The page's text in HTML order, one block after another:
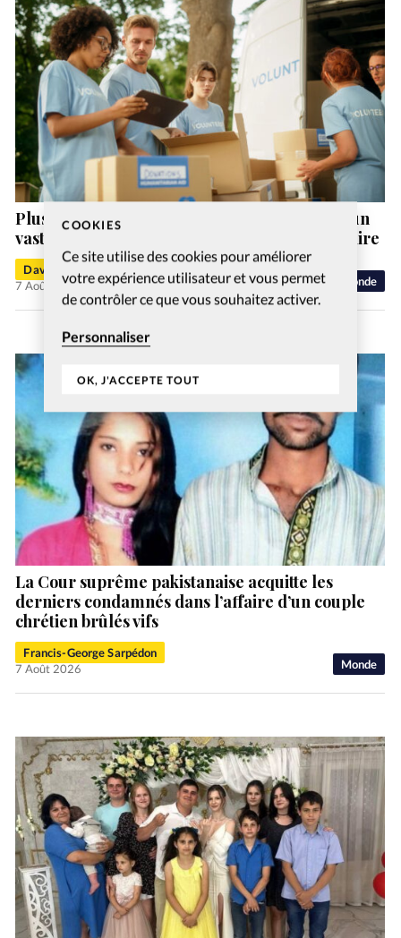
COOKIES
Ce site utilise des cookies pour améliorer
votre expérience utilisateur et vous permet
de contrôler ce que vous souhaitez activer.
Personnaliser
OK, J'ACCEPTE TOUT
Monde
Plusieurs ONG évangéliques bénéficiaires d’un
vaste programme étatsunien d’aide humanitaire
David Métreau
7 Août 2026
Monde
La Cour suprême pakistanaise acquitte les
derniers condamnés dans l’affaire d’un couple
chrétien brûlés vifs
Francis-George Sarpédon
7 Août 2026